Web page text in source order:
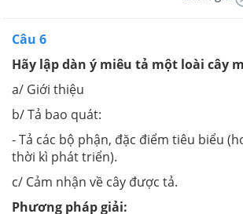
Câu 6
Hãy lập dàn ý miêu tả một loài cây
a/ Giới thiệu
b/ Tả bao quát:
- Tả các bộ phận, đặc điểm tiêu biểu
thời kì phát triển).
c/ Cảm nhận về cây được tả.
Phương pháp giải: